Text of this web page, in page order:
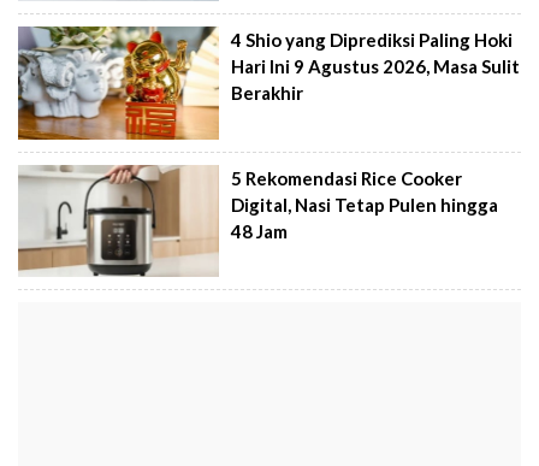
4 Shio yang Diprediksi Paling Hoki
Hari Ini 9 Agustus 2026, Masa Sulit
Berakhir
5 Rekomendasi Rice Cooker
Digital, Nasi Tetap Pulen hingga
48 Jam